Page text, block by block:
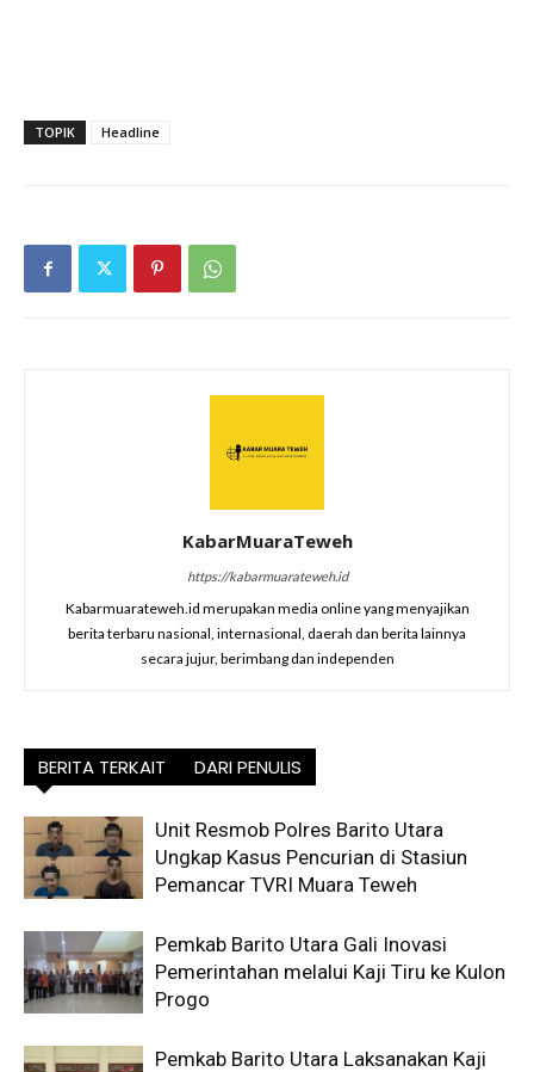
TOPIK Headline
KabarMuaraTeweh
https://kabarmuarateweh.id
Kabarmuarateweh.id merupakan media online yang menyajikan
berita terbaru nasional, internasional, daerah dan berita lainnya
secara jujur, berimbang dan independen
BERITA TERKAIT DARI PENULIS
Unit Resmob Polres Barito Utara
Ungkap Kasus Pencurian di Stasiun
Pemancar TVRI Muara Teweh
Pemkab Barito Utara Gali Inovasi
Pemerintahan melalui Kaji Tiru ke Kulon
Progo
Pemkab Barito Utara Laksanakan Kaji